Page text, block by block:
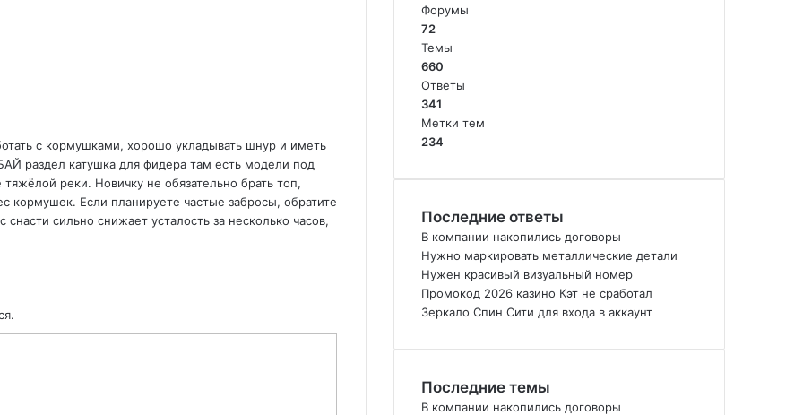
с кормушками, хорошо укладывать шнур и иметь
раздел катушка для фидера там есть модели под
реки. Новичку не обязательно брать топ,
кормушек. Если планируете частые забросы, обратите
сильно снижает усталость за несколько часов,
Форумы
72
Темы
660
Ответы
341
Метки тем
234
Последние ответы
В компании накопились договоры
Нужно маркировать металлические детали
Нужен красивый визуальный номер
Промокод 2026 казино Кэт не сработал
Зеркало Спин Сити для входа в аккаунт
Последние темы
В компании накопились договоры